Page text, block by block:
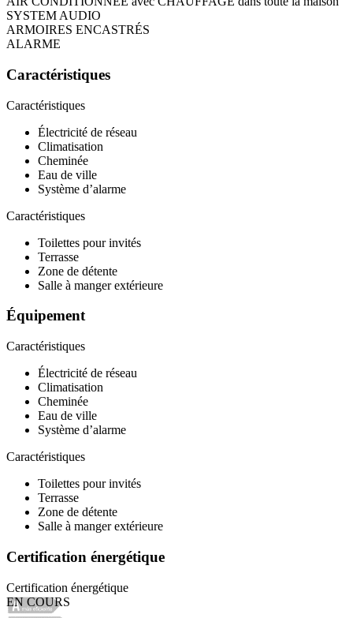
SYSTEM AUDIO
ARMOIRES ENCASTRÉS
ALARME
Caractéristiques
Caractéristiques
Électricité de réseau
Climatisation
Cheminée
Eau de ville
Système d’alarme
Caractéristiques
Toilettes pour invités
Terrasse
Zone de détente
Salle à manger extérieure
Équipement
Caractéristiques
Électricité de réseau
Climatisation
Cheminée
Eau de ville
Système d’alarme
Caractéristiques
Toilettes pour invités
Terrasse
Zone de détente
Salle à manger extérieure
Certification énergétique
Certification énergétique
EN COURS